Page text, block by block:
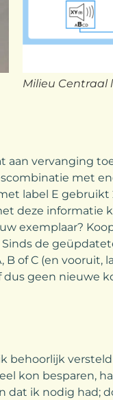
Milieu Centraal
aan vervanging
met
label E gebruikt
deze informatie
exemplaar?
de
of C (en vooruit,
geen nieuwe
behoorlijk
kon besparen,
dat ik nodig had;